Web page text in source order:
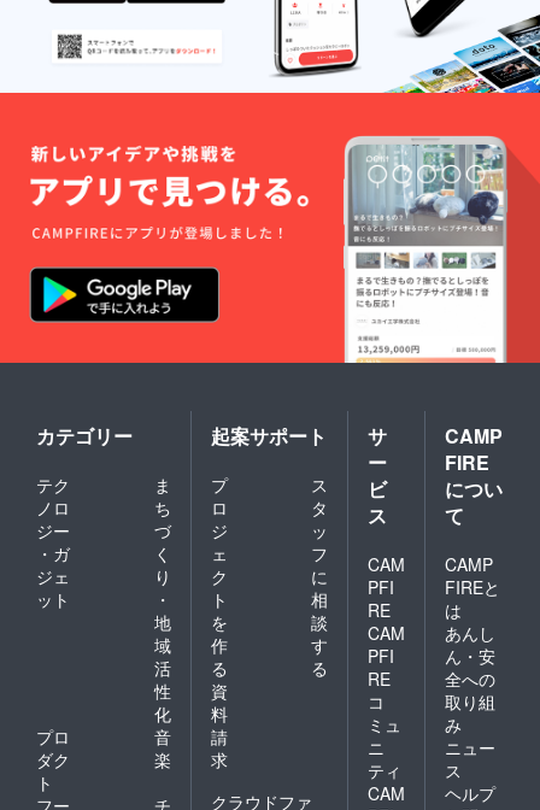
カテゴリー
テク
ノロ
ジー
・ガ
ジェ
ット
ま
ち
づ
く
り
・
地
域
活
性
化
プロ
ダク
ト
音
楽
起案サポート
プ
ロ
ジ
ェ
ク
ト
を
作
る
ス
タ
ッ
フ
に
相
談
す
る
資
料
請
求
クラウドファ
サ
ー
ビ
ス
CAM
PFI
RE
CAM
PFI
RE
コ
ミュ
ニ
ティ
CAM
CAMP
FIRE
につい
て
CAMP
FIREと
は
あんし
ん・安
全への
取り組
み
ニュー
ス
ヘルプ